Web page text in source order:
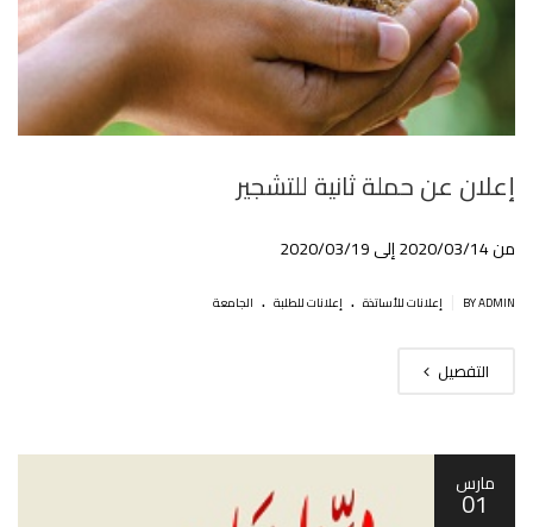
إعلان عن حملة ثانية للتشجير
من 2020/03/14 إلى 2020/03/19
BY ADMIN إعلانات للأساتذة . إعلانات للطلبة . الجامعة
التفصيل
مارس
01